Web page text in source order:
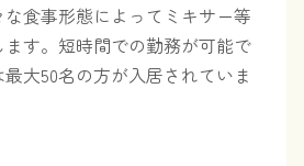
食事形態によってミキサー等
す。短時間での勤務が可能で
大50名の方が入居されていま